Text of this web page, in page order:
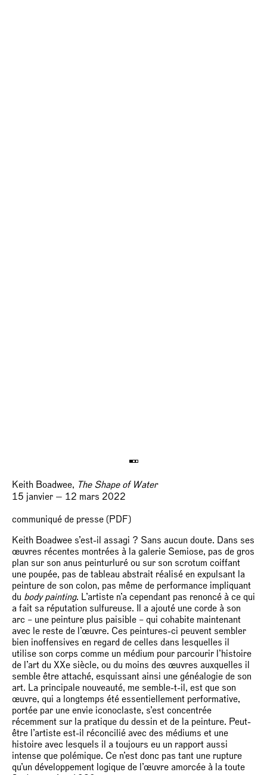
Keith Boadwee, The Shape of Water
15 janvier — 12 mars 2022
communiqué de presse (PDF)
Keith Boadwee s’est-il assagi ? Sans aucun doute. Dans ses
œuvres récentes montrées à la galerie Semiose, pas de gros
plan sur son anus peinturluré ou sur son scrotum coiffant
une poupée, pas de tableau abstrait réalisé en expulsant la
peinture de son colon, pas même de performance impliquant
du body painting. L’artiste n’a cependant pas renoncé à ce qui
a fait sa réputation sulfureuse. Il a ajouté une corde à son
arc – une peinture plus paisible – qui cohabite maintenant
avec le reste de l’œuvre. Ces peintures-ci peuvent sembler
bien inoffensives en regard de celles dans lesquelles il
utilise son corps comme un médium pour parcourir l’histoire
de l’art du XXe siècle, ou du moins des œuvres auxquelles il
semble être attaché, esquissant ainsi une généalogie de son
art. La principale nouveauté, me semble-t-il, est que son
œuvre, qui a longtemps été essentiellement performative,
portée par une envie iconoclaste, s’est concentrée
récemment sur la pratique du dessin et de la peinture. Peut-
être l’artiste est-il réconcilié avec des médiums et une
histoire avec lesquels il a toujours eu un rapport aussi
intense que polémique. Ce n’est donc pas tant une rupture
qu’un développement logique de l’œuvre amorcée à la toute